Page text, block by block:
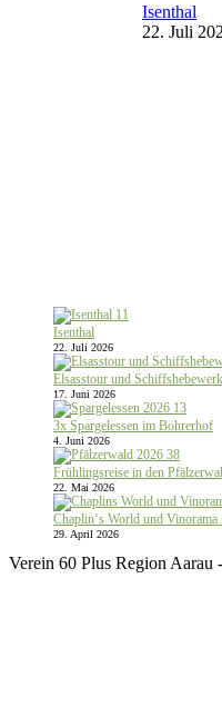
Isenthal
22. Juli
Isenthal
22. Juli 2026
Elsasstour und Schiffshebewerk
17. Juni 2026
3x Spargelessen im Bohrerhof
4. Juni 2026
Frühlingsreise in den
22. Mai 2026
Chaplin‘s World und Vinorama
29. April 2026
Verein 60 Plus Region Aarau